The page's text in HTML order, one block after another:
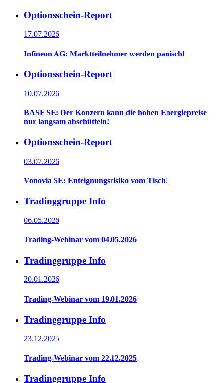
Optionsschein-Report
17.07.2026
Infineon AG: Marktteilnehmer werden panisch!
Optionsschein-Report
10.07.2026
BASF SE: Der Konzern kann die hohen Energiepreise
nur langsam abschütteln!
Optionsschein-Report
03.07.2026
Vonovia SE: Enteignungsrisiko vom Tisch!
Tradinggruppe Info
06.05.2026
Trading-Webinar vom 04.05.2026
Tradinggruppe Info
20.01.2026
Trading-Webinar vom 19.01.2026
Tradinggruppe Info
23.12.2025
Trading-Webinar vom 22.12.2025
Tradinggruppe Info